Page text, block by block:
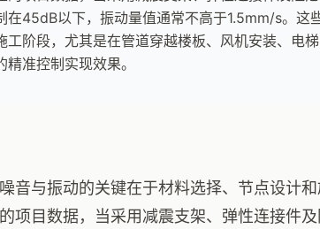
在45dB以下，振动量值通常不高于1.5mm/s。这
工阶段，尤其是在管道穿越楼板、风机安装、电
准控制实现效果。
音与振动的关键在于材料选择、节点设计
项目数据，当采用减震支架、弹性连接件